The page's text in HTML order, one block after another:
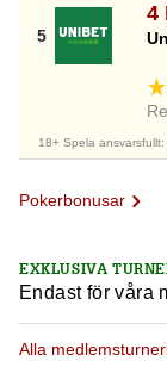
4
18+ Spela ansvarsfullt:
Pokerbonusar
EXKLUSIVA
Endast för våra
Alla